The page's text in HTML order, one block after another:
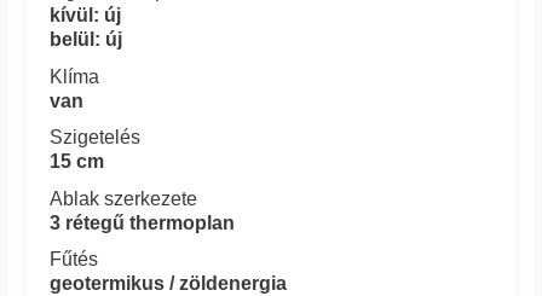
kívül: új
belül: új
Klíma
van
Szigetelés
15 cm
Ablak szerkezete
3 rétegű thermoplan
Fűtés
geotermikus / zöldenergia